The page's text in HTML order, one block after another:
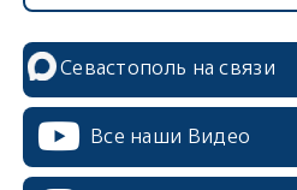
Севастополь на связи
Все наши Видео